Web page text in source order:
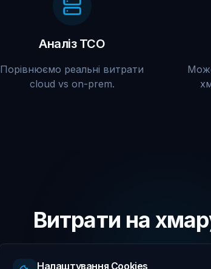
Аналіз TCO
Порівнюємо реальні витрати
cloud vs on-prem.
Витрати на
Налаштування Cookies